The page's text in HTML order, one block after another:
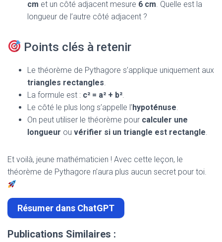
cm et un côté adjacent mesure 6 cm. Quelle est la
longueur de l’autre côté adjacent ?
Points clés à retenir
Le théorème de Pythagore s’applique uniquement aux
triangles rectangles.
La formule est : c² = a² + b².
Le côté le plus long s’appelle l’hypoténuse.
On peut utiliser le théorème pour calculer une
longueur ou vérifier si un triangle est rectangle.
Et voilà, jeune mathématicien ! Avec cette leçon, le
théorème de Pythagore n’aura plus aucun secret pour toi.
Résumer dans ChatGPT
Publications Similaires :